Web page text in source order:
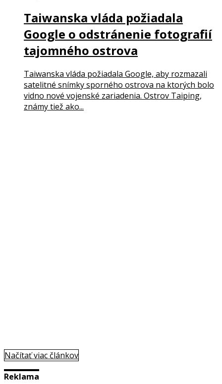
Taiwanska vláda požiadala
Google o odstránenie fotografií
tajomného ostrova
Taiwanska vláda požiadala Google, aby rozmazali
satelitné snímky sporného ostrova na ktorých bolo
vidno nové vojenské zariadenia. Ostrov Taiping,
známy tiež ako...
Načítať viac článkov
Reklama